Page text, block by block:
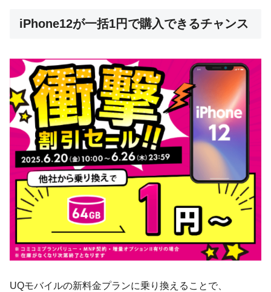
iPhone12が一括1円で購入できるチャンス
UQモバイルの新料金プランに乗り換えることで、